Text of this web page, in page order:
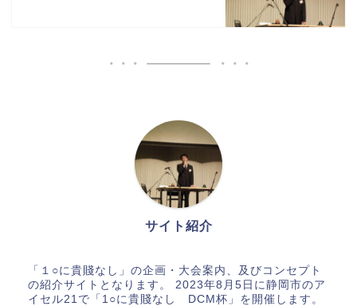
サイト紹介
「１○に貴賤なし」の企画・大会案内、及びコンセプト
の紹介サイトとなります。 2023年8月5日に静岡市のア
イセル21で「1○に貴賤なし DCM杯」を開催します。